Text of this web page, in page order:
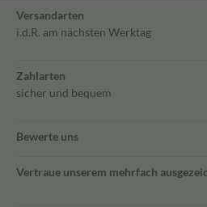
Versandarten
i.d.R. am nächsten Werktag
Zahlarten
sicher und bequem
Bewerte uns
Vertraue unserem mehrfach